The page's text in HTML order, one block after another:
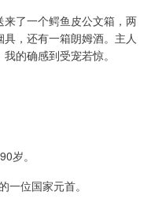
了一个鳄鱼皮公文箱，两
，还有一箱朗姆酒。主人
的确感到受宠若惊。
岁。
一位国家元首。